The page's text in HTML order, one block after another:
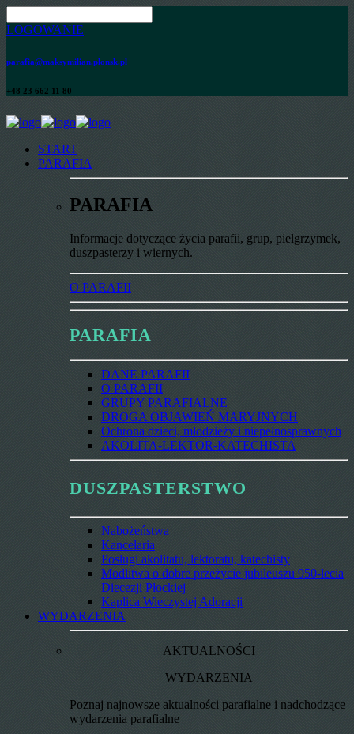
LOGOWANIE
parafia@maksymilian.plonsk.pl
+48 23 662 11 80
START
PARAFIA
PARAFIA
Informacje dotyczące życia parafii, grup, pielgrzymek,
duszpasterzy i wiernych.
O PARAFII
PARAFIA
DANE PARAFII
O PARAFII
GRUPY PARAFIALNE
DROGA OBJAWIEŃ MARYJNYCH
Ochrona dzieci, młodzieży i niepełnosprawnych
AKOLITA-LEKTOR-KATECHISTA
DUSZPASTERSTWO
Nabożeństwa
Kancelaria
Posługi akolitatu, lektoratu, katechisty
Modlitwa o dobre przeżycie jubileuszu 950-lecia
Diecezji Płockiej
Kaplica Wieczystej Adoracji
WYDARZENIA
AKTUALNOŚCI
WYDARZENIA
Poznaj najnowsze aktualności parafialne i nadchodzące
wydarzenia parafialne